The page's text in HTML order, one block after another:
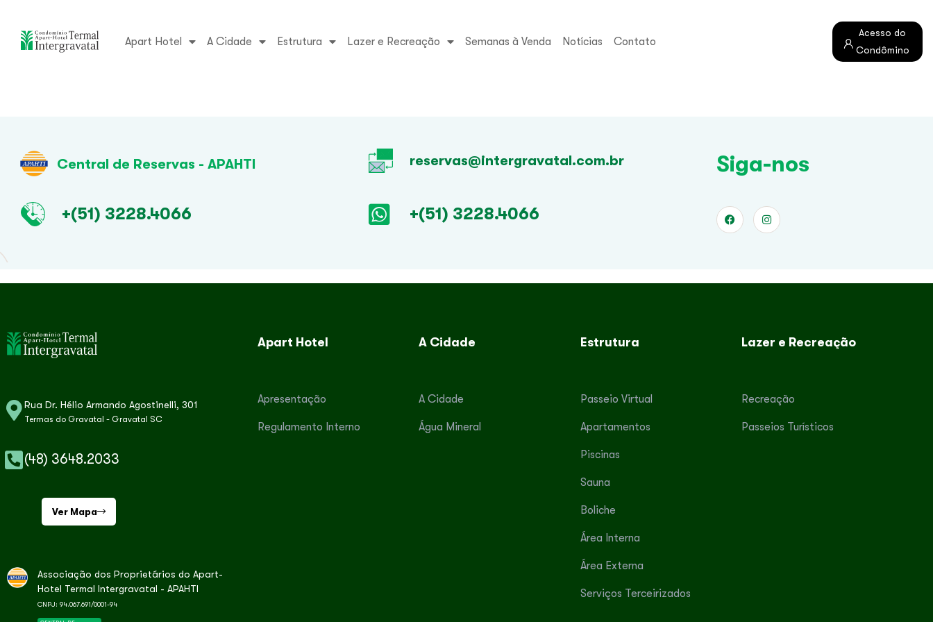
Apart Hotel A Cidade Estrutura Lazer e Recreação Semanas à Venda Notícias Contato
Acesso do
Condômino
Admin confirmation
Central de Reservas - APAHTI
+(51) 3228.4066
reservas@intergravatal.com.br
+(51) 3228.4066
Siga-nos
Rua Dr. Hélio Armando Agostinelli, 301
Termas do Gravatal - Gravatal SC
(48) 3648.2033
Ver Mapa
Associação dos Proprietários do Apart-
Hotel Termal Intergravatal - APAHTI
CNPJ: 94.067.691/0001-94
Apart Hotel
Apresentação
Regulamento Interno
A Cidade
A Cidade
Água Mineral
Estrutura
Passeio Virtual
Apartamentos
Piscinas
Sauna
Boliche
Área Interna
Área Externa
Serviços Terceirizados
Lazer e Recreação
Recreação
Passeios Turísticos